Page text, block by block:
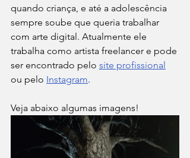
quando criança, e até a adolescência
sempre soube que queria trabalhar
com arte digital. Atualmente ele
trabalha como artista freelancer e pode
ser encontrado pelo site profissional
ou pelo Instagram.
Veja abaixo algumas imagens!